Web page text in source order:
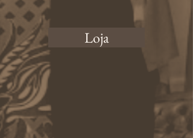
Loja